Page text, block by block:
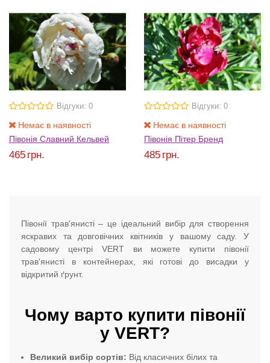
Відгуки: 0
Немає в наявності
Півонія Славний Кельвей
465 грн.
Відгуки: 0
Немає в наявності
Півонія Пітер Бренд
485 грн.
Півонії трав'янисті – це ідеальний вибір для створення
яскравих та довговічних квітників у вашому саду. У
садовому центрі VERT ви можете купити півонії
трав'янисті в контейнерах, які готові до висадки у
відкритий ґрунт.
Чому варто купити півонії
у VERT?
Великий вибір сортів: Від класичних білих та